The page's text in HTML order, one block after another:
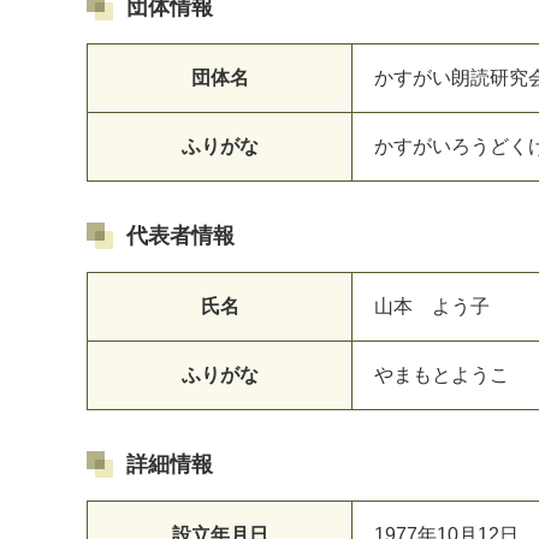
団体情報
団体名 かすがい朗読研究
ふりがな かすがいろうどく
代表者情報
氏名 山本 よう子
ふりがな やまもとようこ
詳細情報
マイメディア検索